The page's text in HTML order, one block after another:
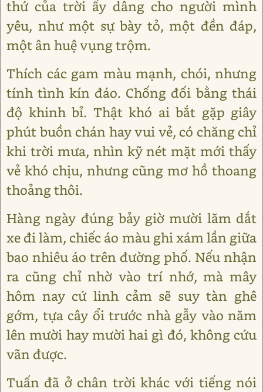
thứ của trời ấy dâng cho người mình
yêu, như một sự bày tỏ, một đền đáp,
một ân huệ vụng trộm.
Thích các gam màu mạnh, chói, nhưng
tính tình kín đáo. Chống đối bằng thái
độ khinh bỉ. Thật khó ai bắt gặp giây
phút buồn chán hay vui vẻ, có chăng chỉ
khi trời mưa, nhìn kỹ nét mặt mới thấy
vẻ khó chịu, nhưng cũng mơ hồ thoang
thoảng thôi.
Hàng ngày đúng bảy giờ mười lăm dắt
xe đi làm, chiếc áo màu ghi xám lần giữa
bao nhiêu áo trên đường phố. Nếu nhận
ra cũng chỉ nhờ vào trí nhớ, mà mây
hôm nay cứ linh cảm sẽ suy tàn ghê
gớm, tựa cây ổi trước nhà gẫy vào năm
lên mười hay mười hai gì đó, không cứu
vãn được.
Tuấn đã ở chân trời khác với tiếng nói